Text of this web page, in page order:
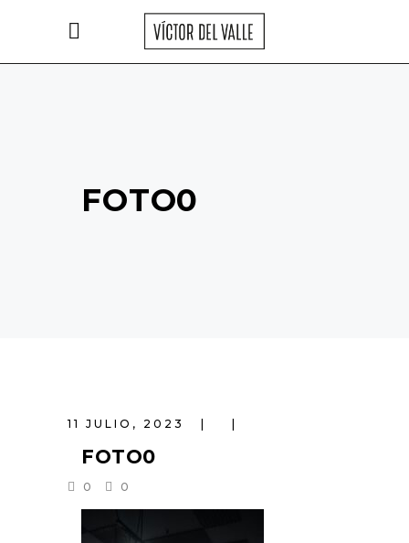
FOTO0
11 JULIO, 2023
FOTO0
0 0